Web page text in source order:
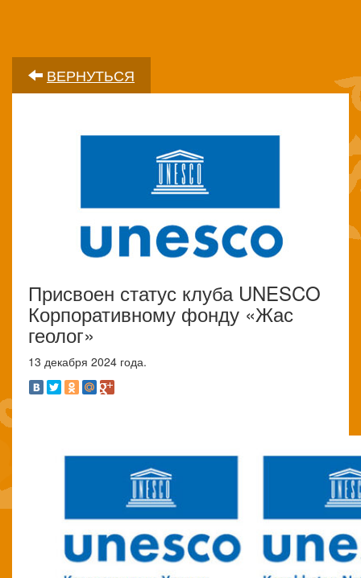
ВЕРНУТЬСЯ
Присвоен статус клуба UNESCO
Корпоративному фонду «Жас
геолог»
13 декабря 2024 года.